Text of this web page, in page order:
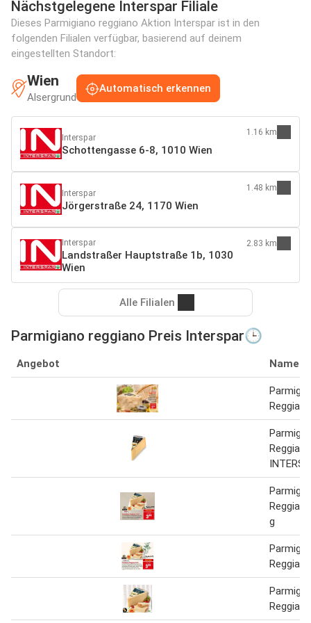
Nächstgelegene Interspar Filiale
Dieses Parmigiano reggiano Aktion Interspar ist in den
folgenden Filialen verfügbar, basierend auf deinem
eingestellten Standort:
Wien
Alsergrund
Automatisch erkennen
Interspar
Schottengasse 6-8, 1010 Wien
1.16 km
Interspar
Jörgerstraße 24, 1170 Wien
1.48 km
Interspar
Landstraßer Hauptstraße 1b, 1030
Wien
2.83 km
Alle Filialen
Parmigiano reggiano Preis Interspar🕒
Angebot Name
Reggiano
Reggiano
g
Reggiano
Reggiano